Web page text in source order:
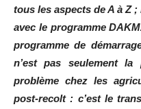
tous les aspects de A à Z
avec le programme
programme de
n’est pas seulement
problème chez les
post-recolt : c’est le